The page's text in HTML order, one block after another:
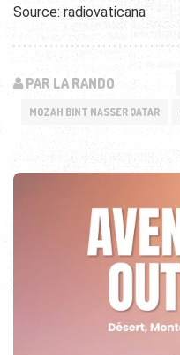
Source: radiovaticana
PAR LA RANDO
MOZAH BINT NASSER QATAR